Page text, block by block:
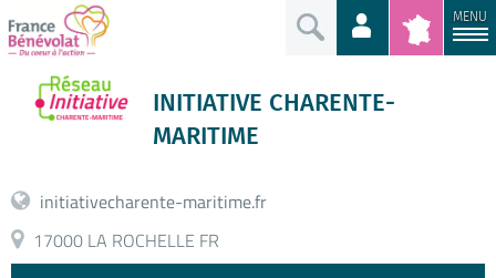
MENU
INITIATIVE CHARENTE-
MARITIME
initiativecharente-maritime.fr
17000 LA ROCHELLE FR